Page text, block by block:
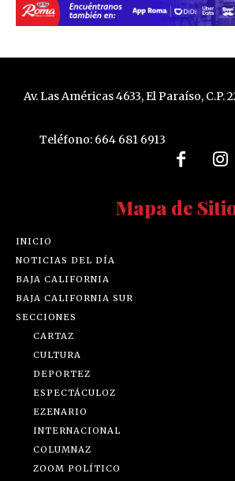
Av. Las Américas 4633, El Paraíso, C.P.
Teléfono: 664 681 6913
Mapa de
INICIO
NOTICIAS DEL DÍA
BAJA CALIFORNIA
BAJA CALIFORNIA SUR
SECCIONES
CARTAZ
CULTURA
DEPORTEZ
ESPECTÁCULOZ
EZENARIO
INTERNACIONAL
COLUMNAZ
ZOOM POLÍTICO